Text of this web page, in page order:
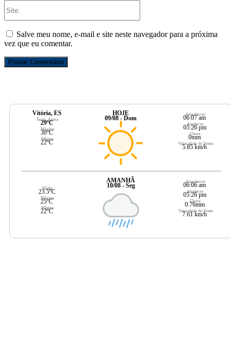
Salve meu nome, e-mail e site neste navegador para a próxima
vez que eu comentar.
Vitória, ES
Temp. Agora
29ºC
Máxima
30ºC
Mínima
22ºC
HOJE
09/08 - Dom
Amanhecer
06:07 am
Anoitecer
05:26 pm
Chuva
0mm
Velocidade do Vento
5.85 km/h
Média
23.5ºC
Máxima
25ºC
Mínima
22ºC
AMANHÃ
10/08 - Seg
Amanhecer
06:06 am
Anoitecer
05:26 pm
Chuva
0.76mm
Velocidade do Vento
7.61 km/h